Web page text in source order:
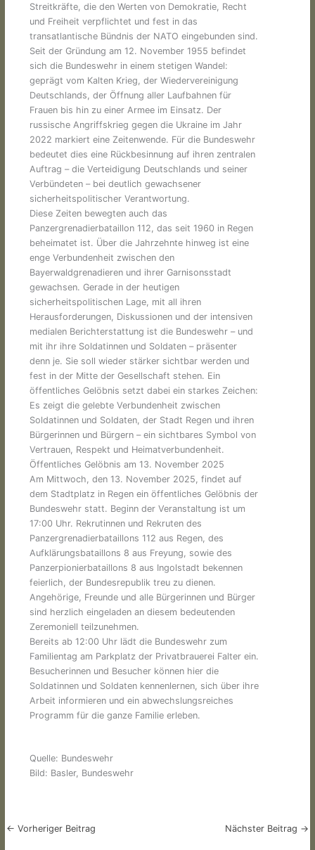
Streitkräfte, die den Werten von Demokratie, Recht
und Freiheit verpflichtet und fest in das
transatlantische Bündnis der NATO eingebunden sind.
Seit der Gründung am 12. November 1955 befindet
sich die Bundeswehr in einem stetigen Wandel:
geprägt vom Kalten Krieg, der Wiedervereinigung
Deutschlands, der Öffnung aller Laufbahnen für
Frauen bis hin zu einer Armee im Einsatz. Der
russische Angriffskrieg gegen die Ukraine im Jahr
2022 markiert eine Zeitenwende. Für die Bundeswehr
bedeutet dies eine Rückbesinnung auf ihren zentralen
Auftrag – die Verteidigung Deutschlands und seiner
Verbündeten – bei deutlich gewachsener
sicherheitspolitischer Verantwortung.
Diese Zeiten bewegten auch das
Panzergrenadierbataillon 112, das seit 1960 in Regen
beheimatet ist. Über die Jahrzehnte hinweg ist eine
enge Verbundenheit zwischen den
Bayerwaldgrenadieren und ihrer Garnisonsstadt
gewachsen. Gerade in der heutigen
sicherheitspolitischen Lage, mit all ihren
Herausforderungen, Diskussionen und der intensiven
medialen Berichterstattung ist die Bundeswehr – und
mit ihr ihre Soldatinnen und Soldaten – präsenter
denn je. Sie soll wieder stärker sichtbar werden und
fest in der Mitte der Gesellschaft stehen. Ein
öffentliches Gelöbnis setzt dabei ein starkes Zeichen:
Es zeigt die gelebte Verbundenheit zwischen
Soldatinnen und Soldaten, der Stadt Regen und ihren
Bürgerinnen und Bürgern – ein sichtbares Symbol von
Vertrauen, Respekt und Heimatverbundenheit.
Öffentliches Gelöbnis am 13. November 2025
Am Mittwoch, den 13. November 2025, findet auf
dem Stadtplatz in Regen ein öffentliches Gelöbnis der
Bundeswehr statt. Beginn der Veranstaltung ist um
17:00 Uhr. Rekrutinnen und Rekruten des
Panzergrenadierbataillons 112 aus Regen, des
Aufklärungsbataillons 8 aus Freyung, sowie des
Panzerpionierbataillons 8 aus Ingolstadt bekennen
feierlich, der Bundesrepublik treu zu dienen.
Angehörige, Freunde und alle Bürgerinnen und Bürger
sind herzlich eingeladen an diesem bedeutenden
Zeremoniell teilzunehmen.
Bereits ab 12:00 Uhr lädt die Bundeswehr zum
Familientag am Parkplatz der Privatbrauerei Falter ein.
Besucherinnen und Besucher können hier die
Soldatinnen und Soldaten kennenlernen, sich über ihre
Arbeit informieren und ein abwechslungsreiches
Programm für die ganze Familie erleben.
Quelle: Bundeswehr
Bild: Basler, Bundeswehr
← Vorheriger Beitrag Nächster Beitrag →